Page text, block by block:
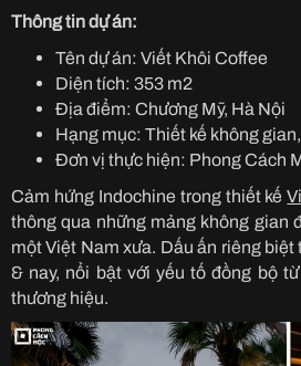
Thông tin dự án:
Tên dự án: Viết Khôi Coffee
Diện tích: 353 m2
Địa điểm: Chương Mỹ, Hà Nội
Hạng mục: Thiết kế không
Đơn vị thực hiện: Phong Cách
Cảm hứng Indochine trong thiết kế
thông qua những mảng không gian
một Việt Nam xưa. Dấu ấn riêng
& nay, nổi bật với yếu tố đồng bộ
thương hiệu.